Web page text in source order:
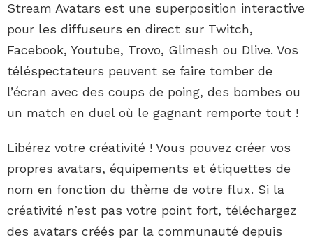
Stream Avatars est une superposition interactive
pour les diffuseurs en direct sur Twitch,
Facebook, Youtube, Trovo, Glimesh ou Dlive. Vos
téléspectateurs peuvent se faire tomber de
l’écran avec des coups de poing, des bombes ou
un match en duel où le gagnant remporte tout !
Libérez votre créativité ! Vous pouvez créer vos
propres avatars, équipements et étiquettes de
nom en fonction du thème de votre flux. Si la
créativité n’est pas votre point fort, téléchargez
des avatars créés par la communauté depuis